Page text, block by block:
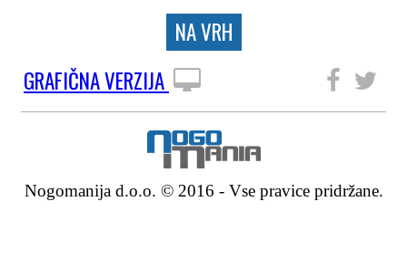
NA VRH
GRAFIČNA VERZIJA
Nogomanija d.o.o. © 2016 - Vse pravice pridržane.